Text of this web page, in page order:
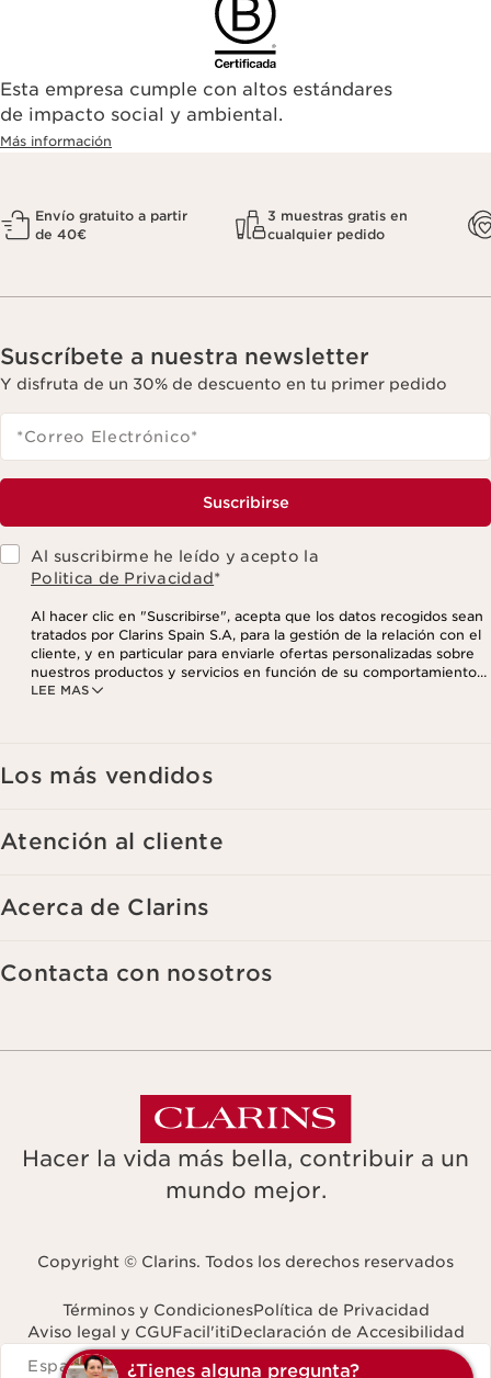
Esta empresa cumple con altos estándares
de impacto social y ambiental.
Más información
Envío gratuito a partir
de 40€
3 muestras gratis en
cualquier pedido
Suscríbete a nuestra newsletter
Y disfruta de un 30% de descuento en tu primer pedido
*Correo Electrónico*
Suscribirse
Al suscribirme he leído y acepto la
Politica de Privacidad*
LEE MAS
Al hacer clic en "Suscribirse", acepta que los datos recogidos sean
tratados por Clarins Spain S.A, para la gestión de la relación con el
cliente, y en particular para enviarle ofertas personalizadas sobre
nuestros productos y servicios en función de su comportamiento
de compra, sus hábitos y/o intereses, incluso mediante su
aparece en cada newsletter que reciba. Para más información
sobre la gestión de sus datos y sus derechos, consulte nuestra
Los más vendidos
Atención al cliente
Acerca de Clarins
Contacta con nosotros
Hacer la vida más bella, contribuir a un
mundo mejor.
Copyright © Clarins. Todos los derechos reservados
Términos y CondicionesPolítica de Privacidad
Aviso legal y CGUFacil'itiDeclaración de Accesibilidad
Navigates to
España ¿Tienes alguna